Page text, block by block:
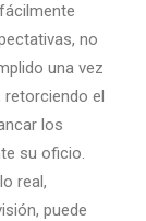
no
una vez
retorciendo el
los
su oficio.
real,
puede